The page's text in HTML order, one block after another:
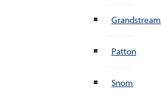
Grandstream
Patton
Snom